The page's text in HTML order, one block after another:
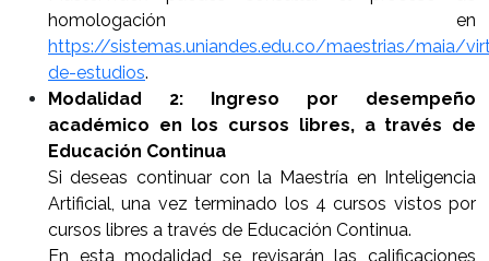
homologación en
https://sistemas.uniandes.edu.co/maestrias/maia/
de-estudios.
Modalidad 2: Ingreso por desempeño
académico en los cursos libres, a través de
Educación Continua
Si deseas continuar con la Maestría en Inteligencia
Artificial, una vez terminado los 4 cursos vistos por
cursos libres a través de Educación Continua.
En esta modalidad se revisarán las calificaciones